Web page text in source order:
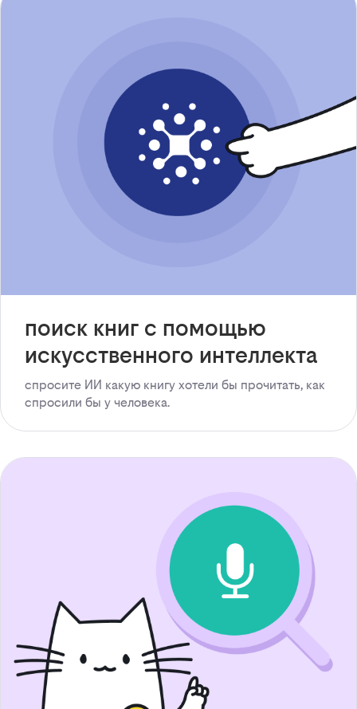
поиск книг с помощью
искусственного интеллекта
спросите ИИ какую книгу хотели бы прочитать, как
спросили бы у человека.